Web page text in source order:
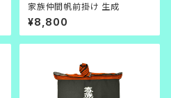
家族仲間帆前掛け 生成
¥8,800